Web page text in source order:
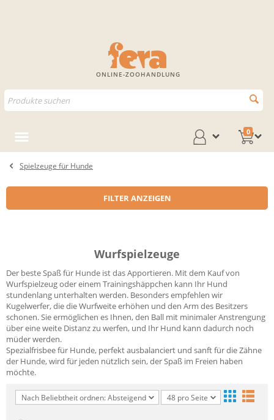
ONLINE-ZOOHANDLUNG
0
Spielzeuge für Hunde
FILTER ANZEIGEN
Wurfspielzeuge
Der beste Spaß für Hunde ist das Apportieren. Mit dem Kauf von
Wurfspielzeug oder einem Trainingshäppchen kann Ihr Hund
stundenlang unterhalten werden. Besonders empfehlen wir
Kugelwerfer, die die Wurfweite erhöhen und den Arm des Besitzers
schonen. Sie ermöglichen es Ihnen, den Ball mit minimaler Anstrengung
über eine weite Distanz zu werfen, und Ihr Hund kann dadurch noch
müder werden.
Spezialfrisbee für Hunde, perfekt ausbalanciert und sanft für die Zähne
der Hunde, wird für jeden nützlich sein, der Spaß im Freien haben
möchte.
Nach Beliebtheit ordnen: Absteigend 48 pro Seite